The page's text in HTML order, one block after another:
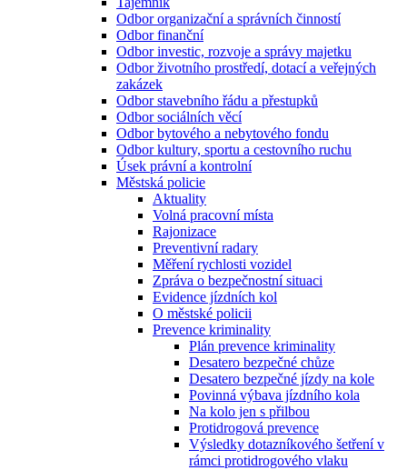
Odbor organizační a správních činností
Odbor finanční
Odbor investic, rozvoje a správy majetku
Odbor životního prostředí, dotací a veřejných
zakázek
Odbor stavebního řádu a přestupků
Odbor sociálních věcí
Odbor bytového a nebytového fondu
Odbor kultury, sportu a cestovního ruchu
Úsek právní a kontrolní
Městská policie
Aktuality
Volná pracovní místa
Rajonizace
Preventivní radary
Měření rychlosti vozidel
Zpráva o bezpečnostní situaci
Evidence jízdních kol
O městské policii
Prevence kriminality
Plán prevence kriminality
Desatero bezpečné chůze
Desatero bezpečné jízdy na kole
Povinná výbava jízdního kola
Na kolo jen s přilbou
Protidrogová prevence
Výsledky dotazníkového šetření v
rámci protidrogového vlaku